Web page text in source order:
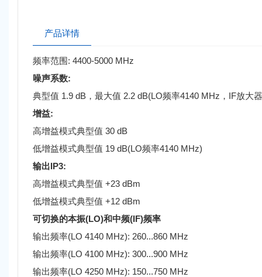
产品详情
频率范围: 4400-5000 MHz
噪声系数:
典型值 1.9 dB，最大值 2.2 dB(LO频率4140 MHz，IF放大
增益:
高增益模式典型值 30 dB
低增益模式典型值 19 dB(LO频率4140 MHz)
输出IP3:
高增益模式典型值 +23 dBm
低增益模式典型值 +12 dBm
可切换的本振(LO)和中频(IF)频率
输出频率(LO 4140 MHz): 260...860 MHz
输出频率(LO 4100 MHz): 300...900 MHz
输出频率(LO 4250 MHz): 150...750 MHz